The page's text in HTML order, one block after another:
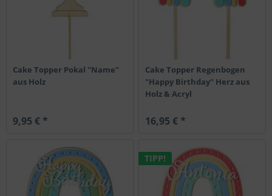
Cake Topper Pokal "Name"
aus Holz
9,95 € *
Cake Topper Regenbogen
"Happy Birthday" Herz aus
Holz & Acryl
16,95 € *
TIPP!